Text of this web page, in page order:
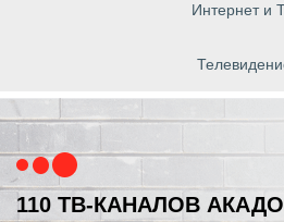
Интернет и
110 ТВ-КАНАЛОВ АКАДО